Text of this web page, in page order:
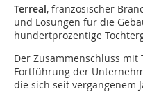
Terreal, französischer
und Lösungen für die
hundertprozentige
Der Zusammenschluss
Fortführung der
die sich seit vergangenem